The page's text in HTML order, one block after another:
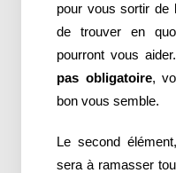
pour vous sortir de
de trouver en
pourront vous aider.
pas obligatoire,
bon vous semble.
Le second
sera à ramasser